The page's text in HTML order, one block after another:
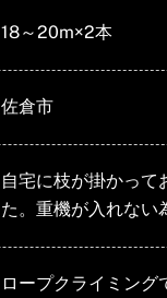
18～20m×2本
佐倉市
自宅に枝が掛かって
た。重機が入れない
ロープクライミング